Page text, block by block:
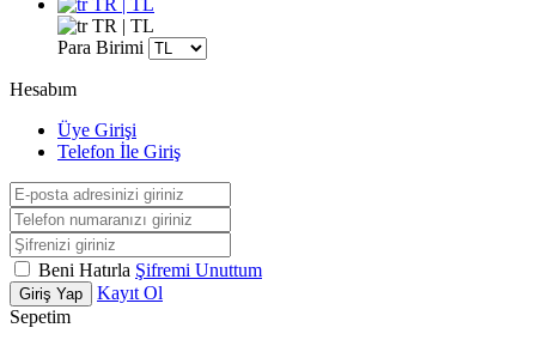
TR | TL
TR | TL
Para Birimi
Hesabım
Üye Girişi
Telefon İle Giriş
Beni Hatırla Şifremi Unuttum
Giriş Yap
Kayıt Ol
Sepetim